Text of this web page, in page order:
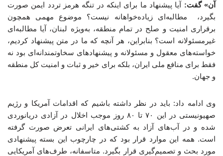
آن» گفت: آیا پیشنهاد ما برای اینکه در تنگه هرمز تردد ایمن صورت
بگیرد، مطالبه‌ای زیاده‌خواهانه نیست؟ موضوع مهمی همچون
برقراری امنیت و صلح در تمام منطقه، به‌ویژه لبنان، آیا مطالبه‌ای
غیرمسئولانه است؟ بنابراین، هر آنچه که ما در متن پیشنهاد کردیم،
خواسته‌های معقول و مسئولانه و پیشنهادهای سخاوتمندانه‌ای بود نه
فقط برای منافع ملی ایران، بلکه برای خیر و ثبات و امنیت کل منطقه
و جهان.
وی ادامه داد: باید در نظر داشته باشیم که اقدامات آمریکا و رژیم
صهیونیستی در این ۷۰ تا ۸۰ روز موجب اخلال در آزادی دریانوردی
شده و در آب‌های آزاد به کشتی‌های ایرانی تعرض صورت گرفته
است. همه این موارد قرار بود که در چارچوب این بسته پیشنهادی
مورد بحث و تصمیم‌گیری قرار بگیرد. متاسفانه، طرف‌های آمریکایی